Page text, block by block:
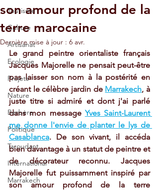
Tourisme
Culture
Artisanat
Ecologie
Projets
Nature
Berbère
Politique
Taroudant
International
Marrakech
son amour profond de la
terre marocaine
Dernière mise à jour : 6 avr.
Le grand peintre orientaliste français
Jacques Majorelle ne pensait peut-être
pas laisser son nom à la postérité en
créant le célèbre jardin de Marrakech, à
juste titre si admiré et dont j'ai parlé
dans mon message Yves Saint-Laurent
me donne l'envie de planter le lys de
Casablanca. De son vivant, il accéda
bien davantage à un statut de peintre et
de décorateur reconnu. Jacques
Majorelle fut puissamment inspiré par
son amour profond de la terre